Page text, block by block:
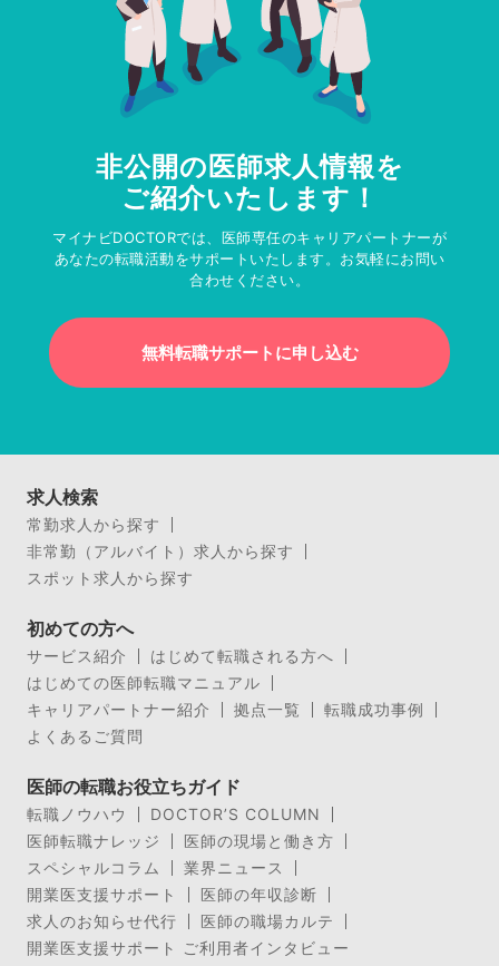
非公開の医師求人情報を
ご紹介いたします！
マイナビDOCTORでは、医師専任のキャリアパートナーが
あなたの転職活動をサポートいたします。お気軽にお問い
合わせください。
無料転職サポートに申し込む
求人検索
常勤求人から探す
非常勤（アルバイト）求人から探す
スポット求人から探す
初めての方へ
サービス紹介
はじめて転職される方へ
はじめての医師転職マニュアル
キャリアパートナー紹介
拠点一覧
転職成功事例
よくあるご質問
医師の転職お役立ちガイド
転職ノウハウ
DOCTOR’S COLUMN
医師転職ナレッジ
医師の現場と働き方
スペシャルコラム
業界ニュース
開業医支援サポート
医師の年収診断
求人のお知らせ代行
医師の職場カルテ
開業医支援サポート ご利用者インタビュー